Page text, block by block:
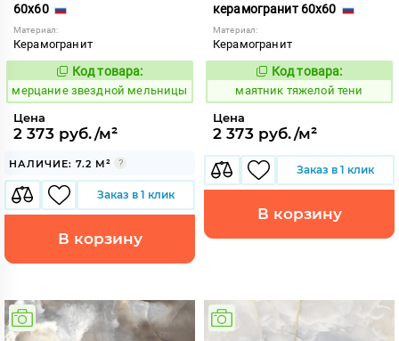
60x60
Материал:
Керамогранит
972424
Код товара:
мерцание звездной мельницы
Цена
2 373 руб./м²
НАЛИЧИЕ: 7.2 М²
Заказ в 1 клик
В корзину
керамогранит 60x60
Материал:
Керамогранит
935353
Код товара:
маятник тяжелой тени
Цена
2 373 руб./м²
Заказ в 1 клик
В корзину